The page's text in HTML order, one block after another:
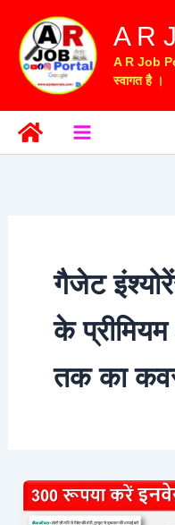
content
A R
A R Job
स्वागत है ।
गैजेट
के
तक का